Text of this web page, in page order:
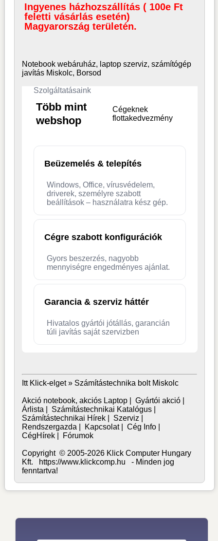
Ingyenes házhozszállítás ( 100e Ft
feletti vásárlás esetén)
Magyarország területén.
Notebook webáruház, laptop szerviz, számítógép
javítás Miskolc, Borsod
Szolgáltatásaink
Több mint
webshop
Cégeknek
flottakedvezmény
Beüzemelés & telepítés
Windows, Office, vírusvédelem,
driverek, személyre szabott
beállítások – használatra kész gép.
Cégre szabott konfigurációk
Gyors beszerzés, nagyobb
mennyiségre engedményes ajánlat.
Garancia & szerviz háttér
Hivatalos gyártói jótállás, garancián
túli javítás saját szervizben
Itt Klick-elget » Számítástechnika bolt Miskolc
Akció notebook, akciós Laptop |Gyártói akció
Árlista
Számítástechnikai Katalógus
Számítástechnikai Hírek
Szerviz
Rendszergazda
Kapcsolat|Cég Info
CégHírek
Fórumok
Copyright © 2005-2026 Klick Computer Hungary
Kft. https://www.klickcomp.hu - Minden jog
fenntartva!